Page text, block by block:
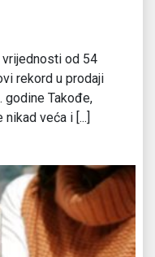
od 54
rekord u prodaji
godine Takođe,
veća i [...]